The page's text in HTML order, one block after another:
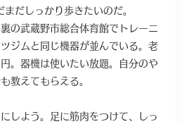
だしっかり歩きたいのだ。
の武蔵野市総合体育館でトレーニ
ジムと同じ機器が並んでいる。老
。器機は使いたい放題。自分のや
教えてもらえる。
しよう。足に筋肉をつけて、しっ